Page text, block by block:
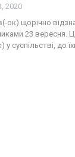
2020
ок) щорічно
23 вересня.
у суспільстві, до